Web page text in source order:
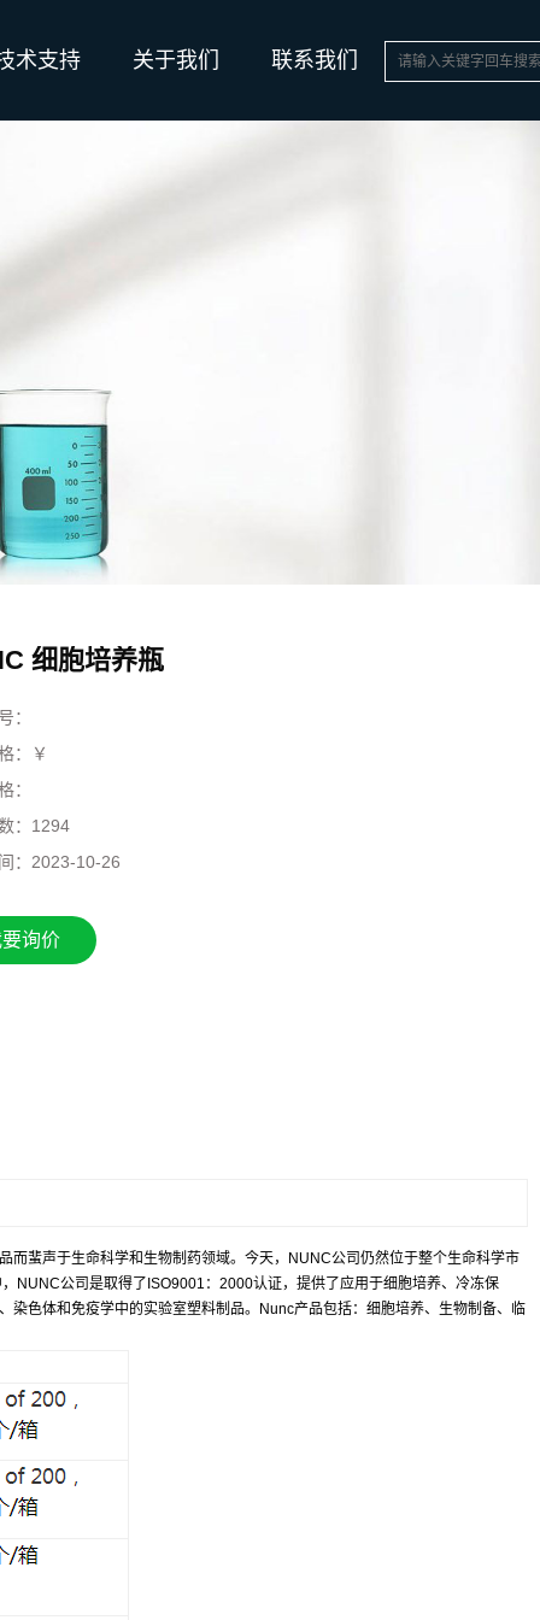
术支持 关于我们 联系我们
细胞培养瓶
：
：￥
：
： 1294
： 2023-10-26
询价
蜚声于生命科学和生物制药领域。今天，NUNC公司仍然位于整个生命科学市
NUNC公司是取得了ISO9001：2000认证，提供了应用于细胞培养、冷冻保
色体和免疫学中的实验室塑料制品。Nunc产品包括：细胞培养、生物制备、临